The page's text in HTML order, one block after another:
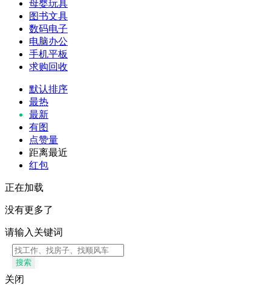
母婴玩具
图书文具
数码电子
电脑办公
手机平板
求购回收
默认排序
最热
最新
有图
点赞量
距离最近
红包
正在加载
没有更多了
请输入关键词
搜索
关闭